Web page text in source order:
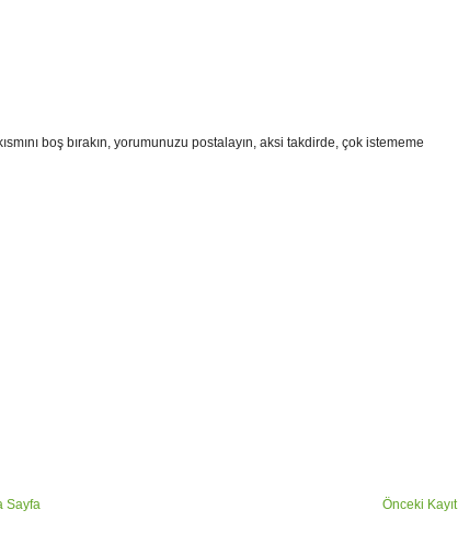
boş bırakın, yorumunuzu postalayın, aksi takdirde, çok istememe
Önceki Kayıt
Sayfa